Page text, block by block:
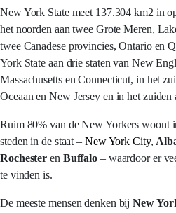
New York State meet 137.304 km2 in
het noorden aan twee Grote Meren,
twee Canadese provincies, Ontario en
York State aan drie staten van New
Massachusetts en Connecticut, in het
Oceaan en New Jersey en in het zuiden
Ruim 80% van de New Yorkers woont
steden in de staat – New York City,
Rochester en Buffalo – waardoor er
te vinden is.
De meeste mensen denken bijNew